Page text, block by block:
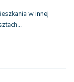
w innej